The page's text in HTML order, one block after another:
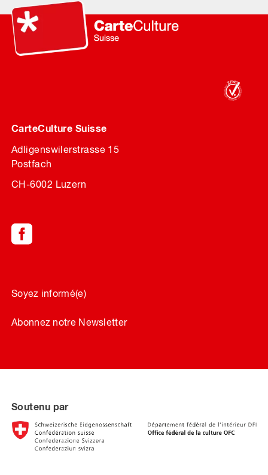
CarteCulture Suisse
Adligenswilerstrasse 15
Postfach
CH-6002 Luzern
Soyez informé(e)
Abonnez notre Newsletter
Soutenu par